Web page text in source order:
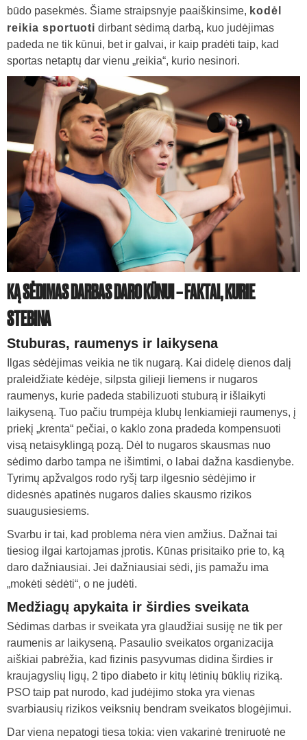
būdo pasekmės. Šiame straipsnyje paaiškinsime, kodėl
reikia sportuoti dirbant sėdimą darbą, kuo judėjimas
padeda ne tik kūnui, bet ir galvai, ir kaip pradėti taip, kad
sportas netaptų dar vienu „reikia“, kurio nesinori.
KĄ SĖDIMAS DARBAS DARO KŪNUI – FAKTAI, KURIE
STEBINA
Stuburas, raumenys ir laikysena
Ilgas sėdėjimas veikia ne tik nugarą. Kai didelę dienos dalį
praleidžiate kėdėje, silpsta gilieji liemens ir nugaros
raumenys, kurie padeda stabilizuoti stuburą ir išlaikyti
laikyseną. Tuo pačiu trumpėja klubų lenkiamieji raumenys, į
priekį „krenta“ pečiai, o kaklo zona pradeda kompensuoti
visą netaisyklingą pozą. Dėl to nugaros skausmas nuo
sėdimo darbo tampa ne išimtimi, o labai dažna kasdienybe.
Tyrimų apžvalgos rodo ryšį tarp ilgesnio sėdėjimo ir
didesnės apatinės nugaros dalies skausmo rizikos
suaugusiesiems.
Svarbu ir tai, kad problema nėra vien amžius. Dažnai tai
tiesiog ilgai kartojamas įprotis. Kūnas prisitaiko prie to, ką
daro dažniausiai. Jei dažniausiai sėdi, jis pamažu ima
„mokėti sėdėti“, o ne judėti.
Medžiagų apykaita ir širdies sveikata
Sėdimas darbas ir sveikata yra glaudžiai susiję ne tik per
raumenis ar laikyseną. Pasaulio sveikatos organizacija
aiškiai pabrėžia, kad fizinis pasyvumas didina širdies ir
kraujagyslių ligų, 2 tipo diabeto ir kitų lėtinių būklių riziką.
PSO taip pat nurodo, kad judėjimo stoka yra vienas
svarbiausių rizikos veiksnių bendram sveikatos blogėjimui.
Dar viena nepatogi tiesa tokia: vien vakarinė treniruotė ne